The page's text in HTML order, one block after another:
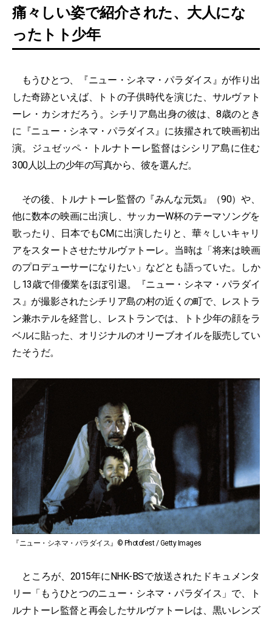
痛々しい姿で紹介された、大人にな
ったトト少年
もうひとつ、『ニュー・シネマ・パラダイス』が作り出
した奇跡といえば、トトの子供時代を演じた、サルヴァト
ーレ・カシオだろう。シチリア島出身の彼は、8歳のとき
に『ニュー・シネマ・パラダイス』に抜擢されて映画初出
演。ジュゼッペ・トルナトーレ監督はシシリア島に住む
300人以上の少年の写真から、彼を選んだ。
その後、トルナトーレ監督の『みんな元気』（90）や、
他に数本の映画に出演し、サッカーW杯のテーマソングを
歌ったり、日本でもCMに出演したりと、華々しいキャリ
アをスタートさせたサルヴァトーレ。当時は「将来は映画
のプロデューサーになりたい」などとも語っていた。しか
し13歳で俳優業をほぼ引退。『ニュー・シネマ・パラダイ
ス』が撮影されたシチリア島の村の近くの町で、レストラ
ン兼ホテルを経営し、レストランでは、トト少年の顔をラ
ベルに貼った、オリジナルのオリーブオイルを販売してい
たそうだ。
『ニュー・シネマ・パラダイス』© Photofest / Getty Images
ところが、2015年にNHK-BSで放送されたドキュメンタ
リー「もうひとつのニュー・シネマ・パラダイス」で、ト
ルナトーレ監督と再会したサルヴァトーレは、黒いレンズ